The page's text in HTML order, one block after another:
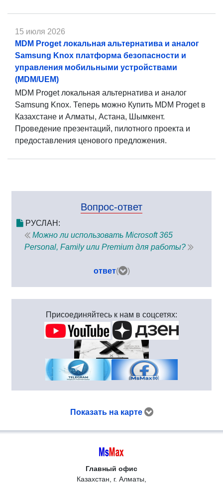
15 июля 2026
MDM Proget локальная альтернатива и аналог
Samsung Knox платформа безопасности и
управления мобильными устройствами
(MDM/UEM)
MDM Proget локальная альтернатива и аналог
Samsung Knox. Теперь можно Купить MDM Proget в
Казахстане и Алматы, Астана, Шымкент.
Проведение презентаций, пилотного проекта и
предоставления ценового предложения.
Вопрос-ответ
РУСЛАН:
Можно ли использовать Microsoft 365
Personal, Family или Premium для работы?
ответ( )
Присоединяйтесь к нам в соцсетях:
Показать на карте
Главный офис
Казахстан, г. Алматы,